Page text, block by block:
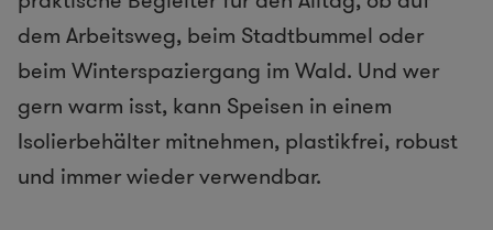
dem Arbeitsweg, beim Stadtbummel oder
beim Winterspaziergang im Wald. Und wer
gern warm isst, kann Speisen in einem
Isolierbehälter mitnehmen, plastikfrei, robust
und immer wieder verwendbar.